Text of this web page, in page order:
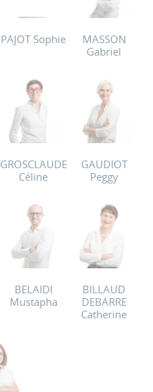
PAJOT Sophie
MASSON
Gabriel
GROSCLAUDE
Céline
GAUDIOT
Peggy
BELAIDI
Mustapha
BILLAUD
DEBARRE
Catherine